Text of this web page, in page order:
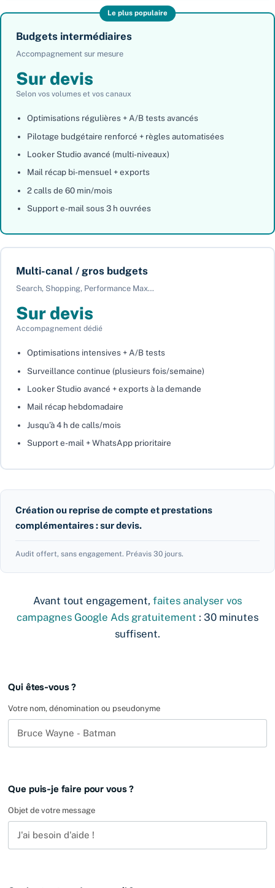
Le plus populaire
Budgets intermédiaires
Accompagnement sur mesure
Sur devis
Selon vos volumes et vos canaux
Optimisations régulières + A/B tests avancés
Pilotage budgétaire renforcé + règles automatisées
Looker Studio avancé (multi-niveaux)
Mail récap bi-mensuel + exports
2 calls de 60 min/mois
Support e-mail sous 3 h ouvrées
Multi-canal / gros budgets
Search, Shopping, Performance Max…
Sur devis
Accompagnement dédié
Optimisations intensives + A/B tests
Surveillance continue (plusieurs fois/semaine)
Looker Studio avancé + exports à la demande
Mail récap hebdomadaire
Jusqu’à 4 h de calls/mois
Support e-mail + WhatsApp prioritaire
Création ou reprise de compte et prestations
complémentaires : sur devis.
Audit offert, sans engagement. Préavis 30 jours.
Avant tout engagement, faites analyser vos
campagnes Google Ads gratuitement : 30 minutes
suffisent.
this
field
blank
Qui êtes-vous ?
Votre nom, dénomination ou pseudonyme
Que puis-je faire pour vous ?
Objet de votre message